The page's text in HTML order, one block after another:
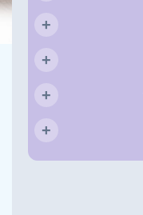
+
+
+
+